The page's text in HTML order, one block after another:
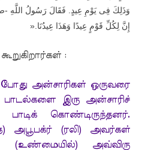
وَذَلِكَ فِى يَوْمِ عِيدٍ. فَقَالَ رَسُولُ اللَّهِ -
إِنَّ لِكُلِّ قَوْمٍ عِيدًا وَهَذَا عِيدُنَا ».
:
அன்சாரிகள் ஒருவரை
பாடல்களை இரு அன்சாரிச்
பாடிக் கொண்டிருந்தனர்.
அபூபக்ர் (ரலி) அவர்கள்
(உண்மையில்) அவ்விரு